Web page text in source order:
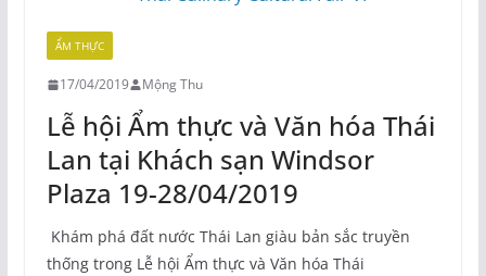
ẨM THỰC
17/04/2019 Mộng Thu
Lễ hội Ẩm thực và Văn hóa Thái
Lan tại Khách sạn Windsor
Plaza 19-28/04/2019
Khám phá đất nước Thái Lan giàu bản sắc truyền
thống trong Lễ hội Ẩm thực và Văn hóa Thái